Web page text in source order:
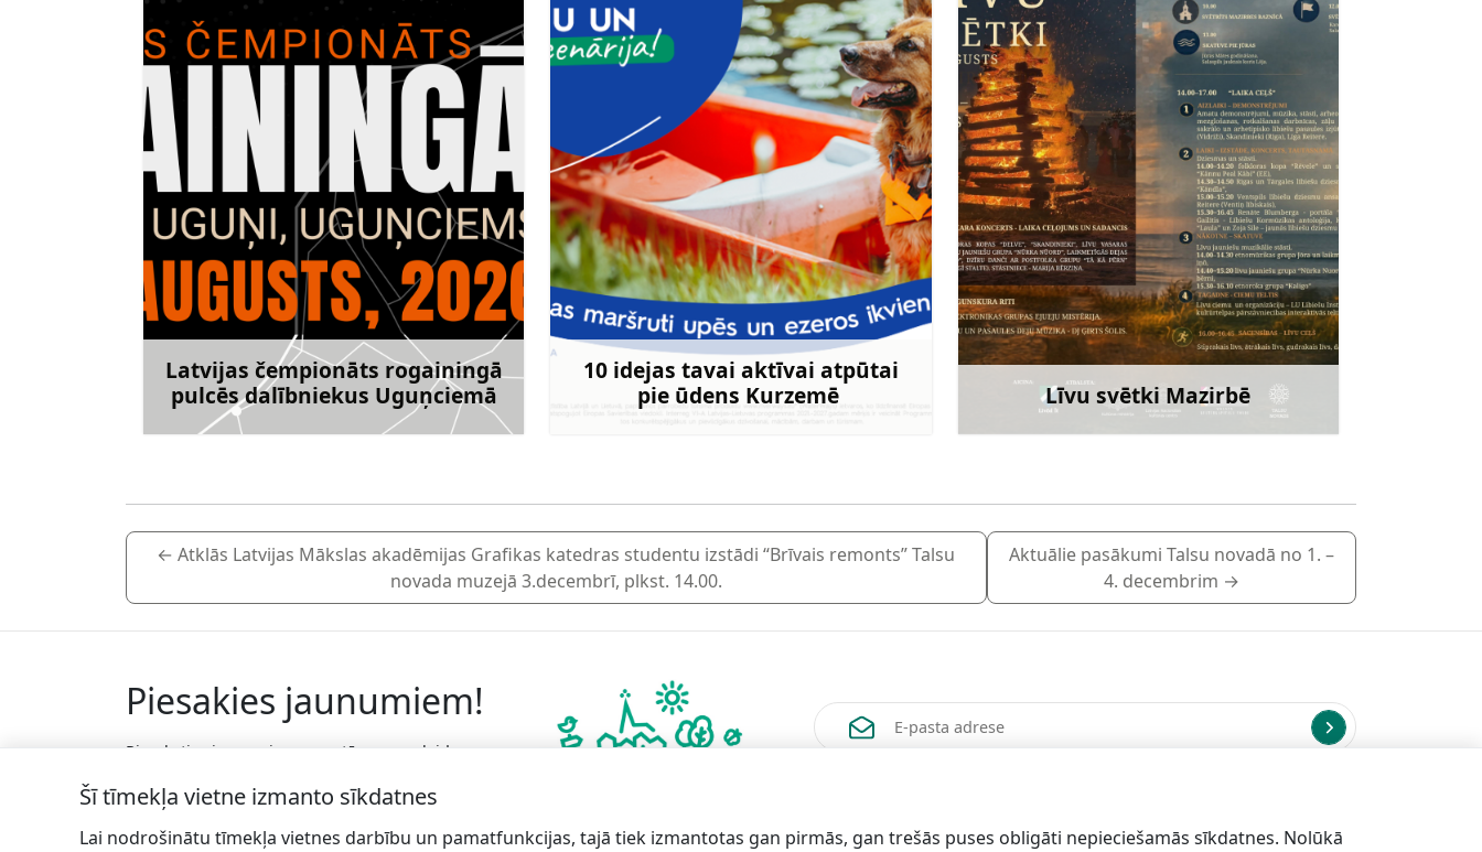
Latvijas čempionāts rogainingā
pulcēs dalībniekus Uguņciemā
Uzzināt vairāk
10 idejas tavai aktīvai atpūtai
pie ūdens Kurzemē
Līvu svētki Mazirbē
Uzzināt vairāk
← Atklās Latvijas Mākslas akadēmijas Grafikas katedras studentu izstādi “Brīvais remonts” Talsu
novada muzejā 3.decembrī, plkst. 14.00.
Aktuālie pasākumi Talsu novadā no 1. –
4. decembrim →
Piesakies jaunumiem!
Pieraksties jaunumiem e-pastā un nepalaid
Šī tīmekļa vietne izmanto sīkdatnes
Lai nodrošinātu tīmekļa vietnes darbību un pamatfunkcijas, tajā tiek izmantotas gan pirmās, gan trešās puses obligāti nepieciešamās sīkdatnes. Nolūkā